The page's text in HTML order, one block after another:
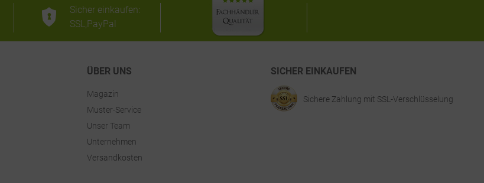
Sicher einkaufen:
SSL,PayPal
ÜBER UNS
Magazin
Muster-Service
Unser Team
Unternehmen
Versandkosten
SICHER EINKAUFEN
Sichere Zahlung mit SSL-Verschlüsselung